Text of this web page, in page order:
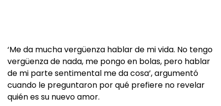
‘Me da mucha vergüenza hablar de mi vida. No tengo
vergüenza de nada, me pongo en bolas, pero hablar
de mi parte sentimental me da cosa’, argumentó
cuando le preguntaron por qué prefiere no revelar
quién es su nuevo amor.